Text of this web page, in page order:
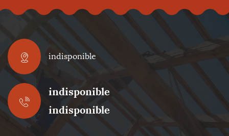
indisponible
indisponible
indisponible